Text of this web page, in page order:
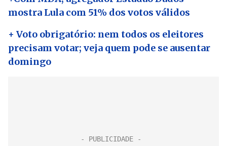
mostra Lula com 51% dos votos válidos
+ Voto obrigatório: nem todos os eleitores
precisam votar; veja quem pode se ausentar
domingo